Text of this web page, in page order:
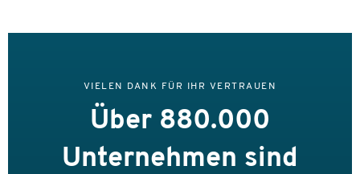
VIELEN DANK FÜR IHR VERTRAUEN
Über 880.000
Unternehmen sind